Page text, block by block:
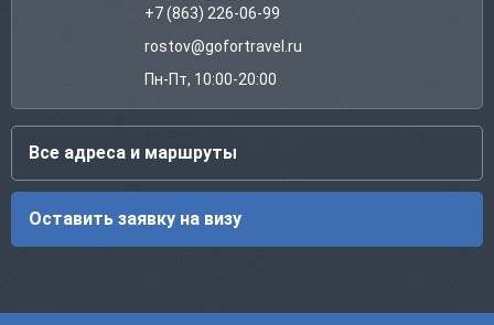
+7 (863) 226-06-99
rostov@gofortravel.ru
Пн-Пт, 10:00-20:00
Все адреса и маршруты
Оставить заявку на визу